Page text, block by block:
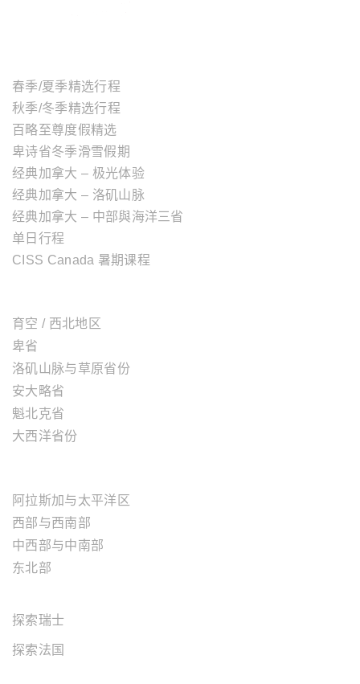
春季/夏季精选行程
秋季/冬季精选行程
百略至尊度假精选
卑诗省冬季滑雪假期
经典加拿大 – 极光体验
经典加拿大 – 洛矶山脉
经典加拿大 – 中部與海洋三省
单日行程
CISS Canada 暑期课程
育空 / 西北地区
卑省
洛矶山脉与草原省份
安大略省
魁北克省
大西洋省份
阿拉斯加与太平洋区
西部与西南部
中西部与中南部
东北部
探索瑞士
探索法国